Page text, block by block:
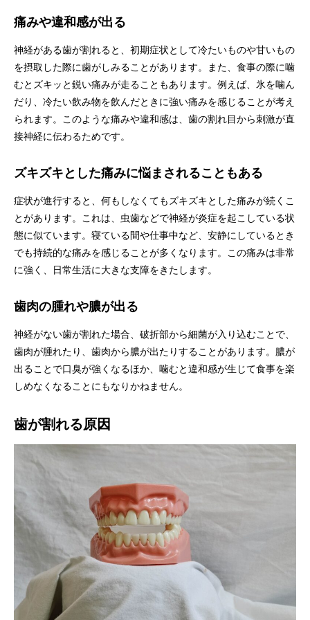
痛みや違和感が出る
神経がある歯が割れると、初期症状として冷たいものや甘いもの
を摂取した際に歯がしみることがあります。また、食事の際に噛
むとズキッと鋭い痛みが走ることもあります。例えば、氷を噛ん
だり、冷たい飲み物を飲んだときに強い痛みを感じることが考え
られます。このような痛みや違和感は、歯の割れ目から刺激が直
接神経に伝わるためです。
ズキズキとした痛みに悩まされることもある
症状が進行すると、何もしなくてもズキズキとした痛みが続くこ
とがあります。これは、虫歯などで神経が炎症を起こしている状
態に似ています。寝ている間や仕事中など、安静にしているとき
でも持続的な痛みを感じることが多くなります。この痛みは非常
に強く、日常生活に大きな支障をきたします。
歯肉の腫れや膿が出る
神経がない歯が割れた場合、破折部から細菌が入り込むことで、
歯肉が腫れたり、歯肉から膿が出たりすることがあります。膿が
出ることで口臭が強くなるほか、噛むと違和感が生じて食事を楽
しめなくなることにもなりかねません。
歯が割れる原因